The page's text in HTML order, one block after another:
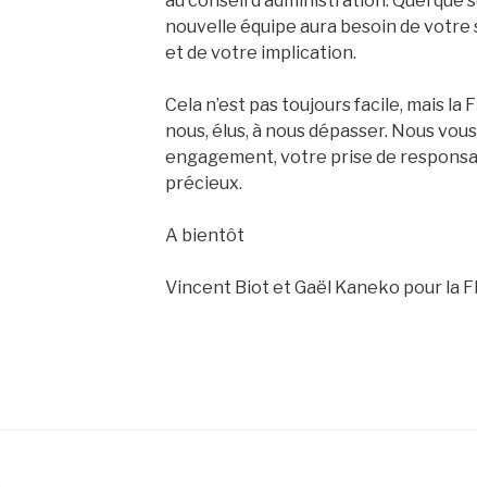
nouvelle équipe aura besoin de
et de votre implication.
Cela n’est pas toujours facile, mais la
nous, élus, à nous dépasser. Nous
engagement, votre prise de
précieux.
A bientôt
Vincent Biot et Gaël Kaneko pour la